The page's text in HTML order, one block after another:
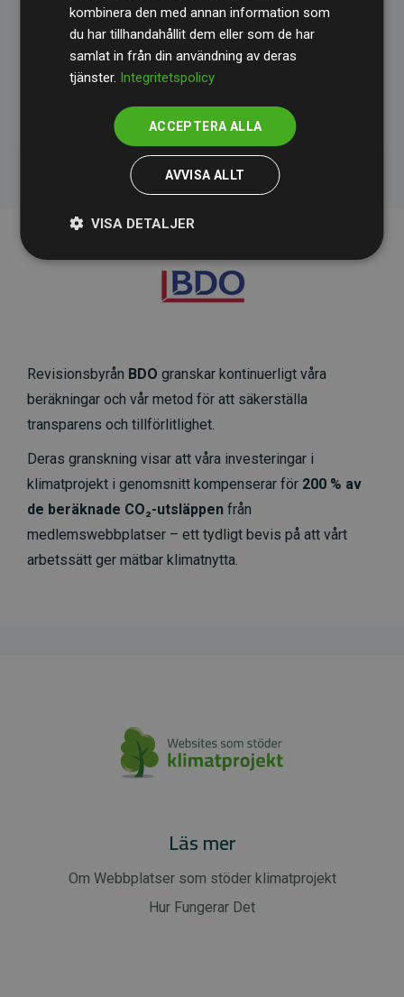
initiativet Webbplatser som stöder klimatprojekt
Revisionsbyrån BDO granskar kontinuerligt våra
beräkningar och vår metod för att säkerställa
transparens och tillförlitlighet.
Deras granskning visar att våra investeringar i
klimatprojekt i genomsnitt kompenserar för 200 % av
de beräknade CO₂-utsläppen från
medlemswebbplatser – ett tydligt bevis på att vårt
arbetssätt ger mätbar klimatnytta.
Läs mer
Om Webbplatser som stöder klimatprojekt
Hur Fungerar Det
kombinera den med annan information som
du har tillhandahållit dem eller som de har
samlat in från din användning av deras
tjänster. Integritetspolicy
ACCEPTERA ALLA
AVVISA ALLT
VISA DETALJER